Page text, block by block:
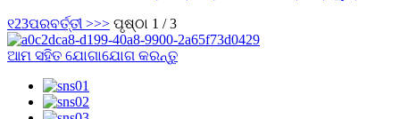
୧23ପରବର୍ତ୍ତୀ >>> ପୃଷ୍ଠା 1 / 3
ଆମ ସହିତ ଯୋଗାଯୋଗ କରନ୍ତୁ